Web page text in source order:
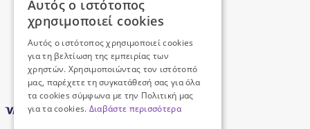
Ασφάλεια Συναλλαγών
Προσωπικά Δεδομένα
Όροι Χρήσης
Αυτός ο ιστότοπος
χρησιμοποιεί cookies
Αυτός ο ιστότοπος χρησιμοποιεί cookies
για τη βελτίωση της εμπειρίας των
χρηστών. Χρησιμοποιώντας τον ιστότοπό
μας, παρέχετε τη συγκατάθεσή σας για όλα
τα cookies σύμφωνα με την Πολιτική μας
για τα cookies. Διαβάστε περισσότερα